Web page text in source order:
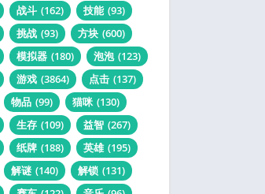
战斗 (162) 技能 (93)
挑战 (93) 方块 (600)
模拟器 (180) 泡泡 (123)
游戏 (3864) 点击 (137)
物品 (99) 猫咪 (130)
生存 (109) 益智 (267)
纸牌 (188) 英雄 (195)
解谜 (140) 解锁 (131)